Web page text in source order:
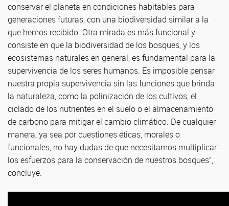
conservar el planeta en condiciones habitables para
generaciones futuras, con una biodiversidad similar a la
que hemos recibido. Otra mirada es más funcional y
consiste en que la biodiversidad de los bosques, y los
ecosistemas naturales en general, es fundamental para la
supervivencia de los seres humanos. Es imposible pensar
nuestra propia supervivencia sin las funciones que brinda
la naturaleza, como la polinización de los cultivos, el
ciclado de los nutrientes en el suelo o el almacenamiento
de carbono para mitigar el cambio climático. De cualquier
manera, ya sea por cuestiones éticas, morales o
funcionales, no hay dudas de que necesitamos multiplicar
los esfuerzos para la conservación de nuestros bosques”,
concluye.